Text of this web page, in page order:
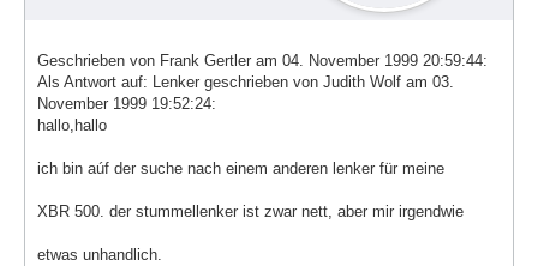
Geschrieben von Frank Gertler am 04. November 1999 20:59:44:
Als Antwort auf: Lenker geschrieben von Judith Wolf am 03.
November 1999 19:52:24:
hallo,hallo
ich bin aúf der suche nach einem anderen lenker für meine
XBR 500. der stummellenker ist zwar nett, aber mir irgendwie
etwas unhandlich.